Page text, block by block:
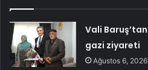
Vali
gazi ziyareti
Ağustos 6, 2026